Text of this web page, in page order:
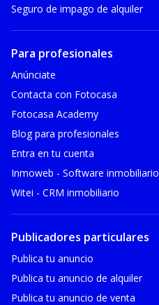
Seguro de impago de alquiler
Para profesionales
Anúnciate
Contacta con Fotocasa
Fotocasa Academy
Blog para profesionales
Entra en tu cuenta
Inmoweb - Software inmobiliario
Witei - CRM inmobiliario
Publicadores particulares
Publica tu anuncio
Publica tu anuncio de alquiler
Publica tu anuncio de venta